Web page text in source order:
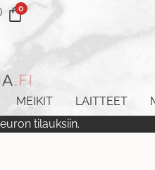
0
MEIKIT LAITTEET
tilauksiin.